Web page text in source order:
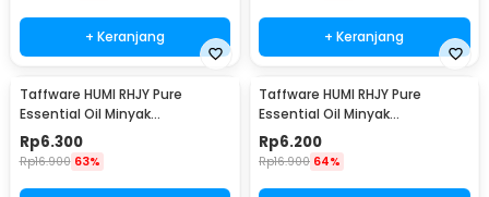
+ Keranjang + Keranjang
Taffware HUMI RHJY Pure
Essential Oil Minyak
Aromatherapy 10ml Jasmine -
RH-15
Rp6.300
Rp16.900 63%
Taffware HUMI RHJY Pure
Essential Oil Minyak
Aromatherapy 10ml Rose - RH-
15
Rp6.200
Rp16.900 64%